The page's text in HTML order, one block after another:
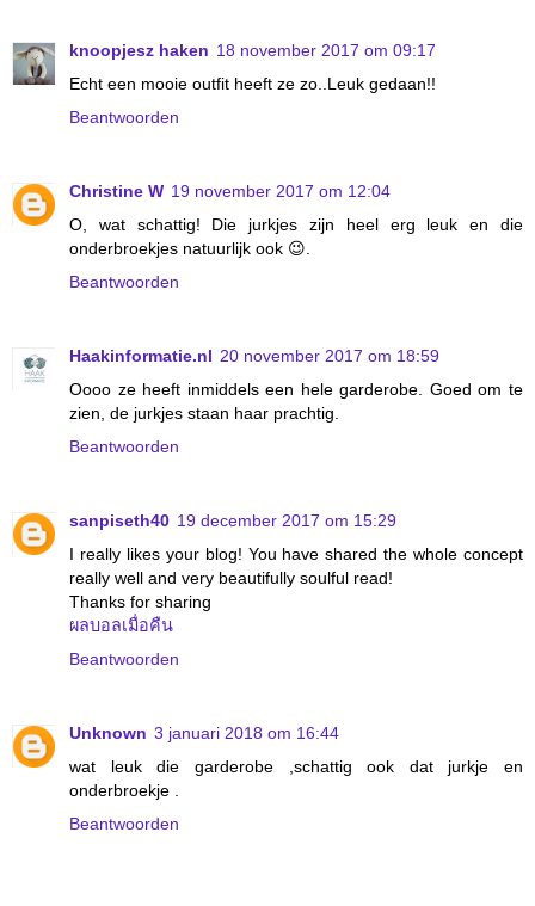
knoopjesz haken 18 november 2017 om 09:17
Echt een mooie outfit heeft ze zo..Leuk gedaan!!
Beantwoorden
Christine W 19 november 2017 om 12:04
O, wat schattig! Die jurkjes zijn heel erg leuk en die
onderbroekjes natuurlijk ook 😉.
Beantwoorden
Haakinformatie.nl 20 november 2017 om 18:59
Oooo ze heeft inmiddels een hele garderobe. Goed om te
zien, de jurkjes staan haar prachtig.
Beantwoorden
sanpiseth40 19 december 2017 om 15:29
I really likes your blog! You have shared the whole concept
really well and very beautifully soulful read!
Thanks for sharing
ผลบอลเมื่อคืน
Beantwoorden
Unknown 3 januari 2018 om 16:44
wat leuk die garderobe ,schattig ook dat jurkje en
onderbroekje .
Beantwoorden